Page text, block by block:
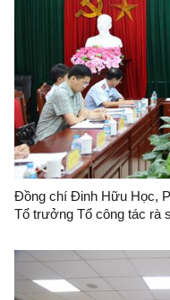
Đồng chí Đinh Hữu Học,
Tổ trưởng Tổ công tác rà
Lạng Sơn tổ chức